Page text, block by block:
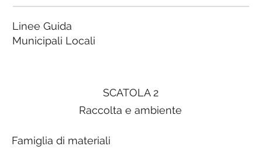
SCATOLA 2
Raccolta e ambiente
Famiglia di materiali
Linee Guida
Municipali Locali